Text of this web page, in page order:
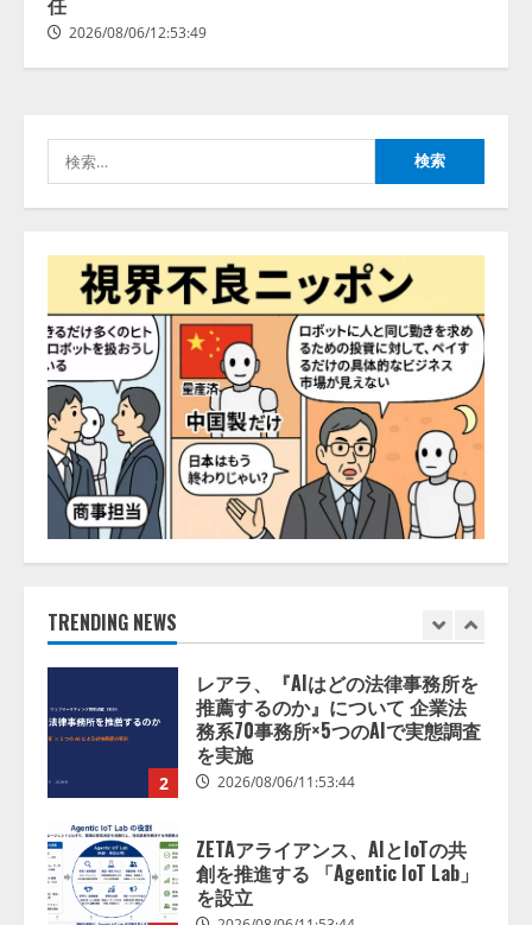
2026/08/06/12:53:49
索:
TRENDING NEWS
ZETAアライアンス、AIとIoTの共
4
人と人がより良く出会うための使
い方』の刊行予定を公開
2026/08/06/09:53:54
5
Human to AIからAI to AI時代の到
来を見据え、顧客接点を収益に変
える「Helpfeel Growth」提供開始
2026/08/05/19:53:48
1
アシストAIテラス、ガバナンス機
2
レアラ、『AIはどの法律事務所を
推薦するのか』について 企業法
務系70事務所×5つのAIで実態調査
を実施
2026/08/06/11:53:44
ZETAアライアンス、AIとIoTの共
創を推進する 「Agentic IoT Lab」
を設立